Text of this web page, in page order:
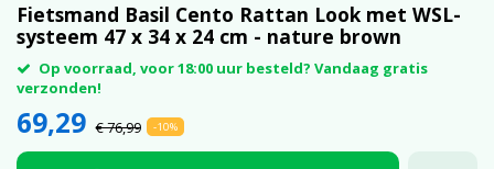
Fietsmand Basil Cento Rattan Look met WSL-
systeem 47 x 34 x 24 cm - nature brown
Op voorraad, voor 18:00 uur besteld? Vandaag gratis
verzonden!
69,29 € 76,99 -10%